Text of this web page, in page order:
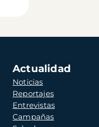
Actualidad
Noticias
Reportajes
Entrevistas
Campañas